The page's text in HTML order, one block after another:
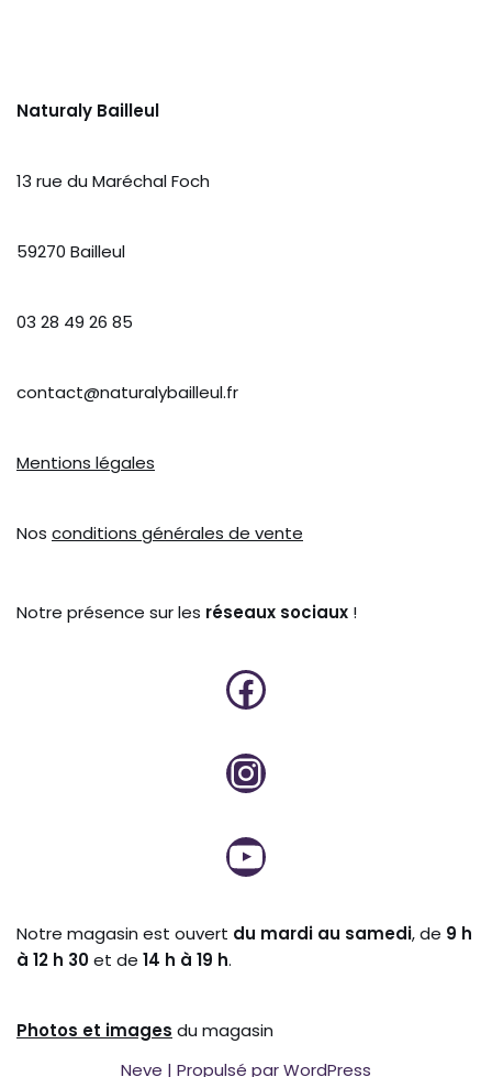
Naturaly Bailleul
13 rue du Maréchal Foch
59270 Bailleul
03 28 49 26 85
contact@naturalybailleul.fr
Mentions légales
Nos conditions générales de vente
Notre présence sur les réseaux sociaux !
Notre magasin est ouvert du mardi au samedi, de 9 h
à 12 h 30et de 14 h à 19 h.
Photos et images du magasin
Neve | Propulsé parWordPress